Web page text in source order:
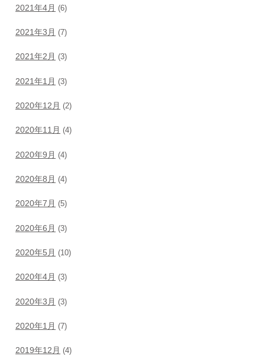
2021年4月 (6)
2021年3月 (7)
2021年2月 (3)
2021年1月 (3)
2020年12月 (2)
2020年11月 (4)
2020年9月 (4)
2020年8月 (4)
2020年7月 (5)
2020年6月 (3)
2020年5月 (10)
2020年4月 (3)
2020年3月 (3)
2020年1月 (7)
2019年12月 (4)